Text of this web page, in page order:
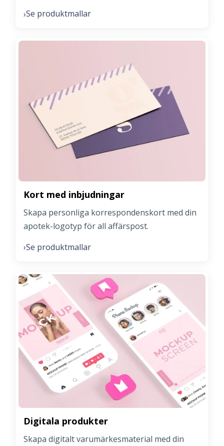
›Se produktmallar
Kort med inbjudningar
Skapa personliga korrespondenskort med din
apotek-logotyp för all affärspost.
›Se produktmallar
Digitala produkter
Skapa digitalt varumärkesmaterial med din